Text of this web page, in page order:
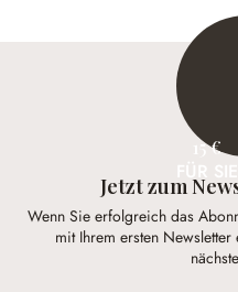
15 €
Jetzt zum
Wenn Sie erfolgreich das
mit Ihrem ersten